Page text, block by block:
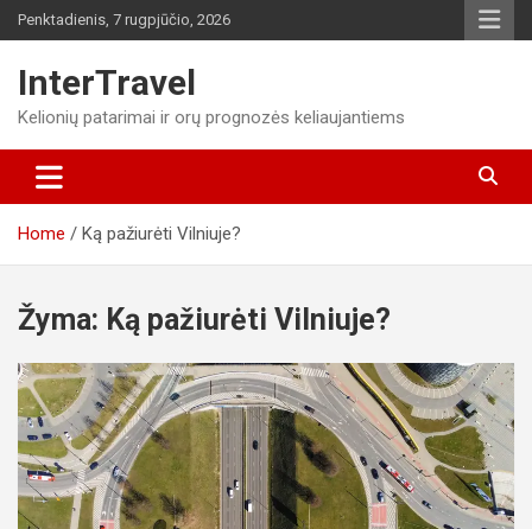
Skip
to
Penktadienis, 7 rugpjūčio, 2026
InterTravel
Kelionių patarimai ir orų prognozės keliaujantiems
Home Ką pažiurėti Vilniuje?
Žyma: Ką pažiurėti Vilniuje?